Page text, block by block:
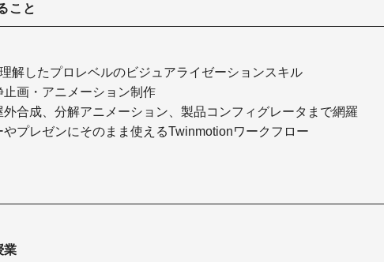
こと
理解したプロレベルのビジュアライゼーションスキル
止画・アニメーション制作
外合成、分解アニメーション、製品コンフィグレータまで網羅
やプレゼンにそのまま使えるTwinmotionワークフロー
業